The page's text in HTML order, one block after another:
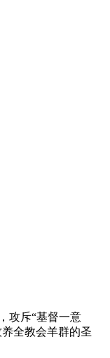
攻斥“基督一意
全教会羊群的圣